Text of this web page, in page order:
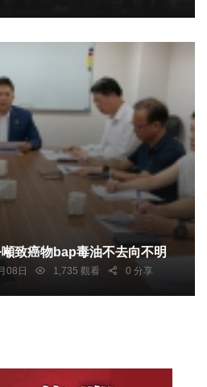
致癌物bap毒油不去向不明
08日 1,735 觀看 0 分享